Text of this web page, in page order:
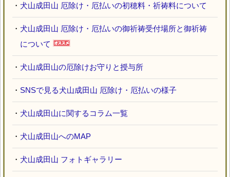
・ 犬山成田山 厄除け・厄払いの初穂料・祈祷料について
・ 犬山成田山 厄除け・厄払いの御祈祷受付場所と御祈祷
について
・ 犬山成田山の厄除けお守りと授与所
・ SNSで見る犬山成田山 厄除け・厄払いの様子
・ 犬山成田山に関するコラム一覧
・ 犬山成田山へのMAP
・ 犬山成田山 フォトギャラリー